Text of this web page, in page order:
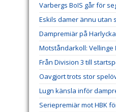
Varbergs BoIS går för
Eskils damer ännu utan
Dampremiär på
Motståndarkoll: Vellinge
Från Division 3 till
Oavgjort trots stor
Lugn känsla inför
Seriepremiär mot HBK